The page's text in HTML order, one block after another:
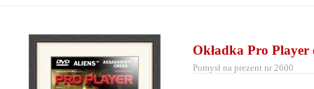
Okładka Pro
Pomysł na prezent nr 2600